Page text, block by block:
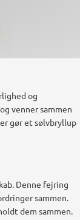
og
venner sammen
gør et sølvbryllup
Denne fejring
sammen.
dem sammen.